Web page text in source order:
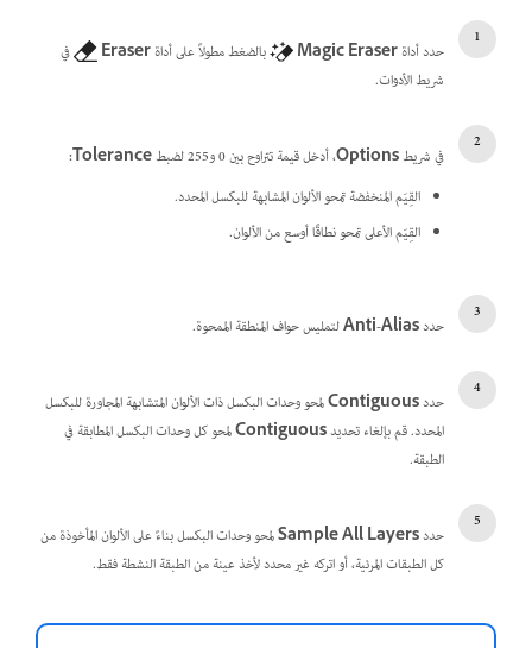
حدد أداةMagic Eraser بالضغط مطولاً على أداةEraser
في
شريط الأدوات.
في شريطOptions، أدخل قيمة تتراوح بين 0 و255 لضبط
Tolerance:
القِيَم المنخفضة تمحو الألوان المشابهة للبكسل المحدد.
القِيَم الأعلى تمحو نطاقًا أوسع من الألوان.
حددAnti-Aliasلتمليس حواف المنطقة الممحوة.
حددContiguousلمحو وحدات البكسل ذات الألوان المتشابهة المجاورة للبكسل
المحدد. قم بإلغاء تحديدContiguousلمحو كل وحدات البكسل المطابقة في
الطبقة.
حددSample All Layersلمحو وحدات البكسل بناءً على الألوان المأخوذة من
كل الطبقات المرئية، أو اتركه غير محدد لأخذ عينة من الطبقة النشطة فقط.